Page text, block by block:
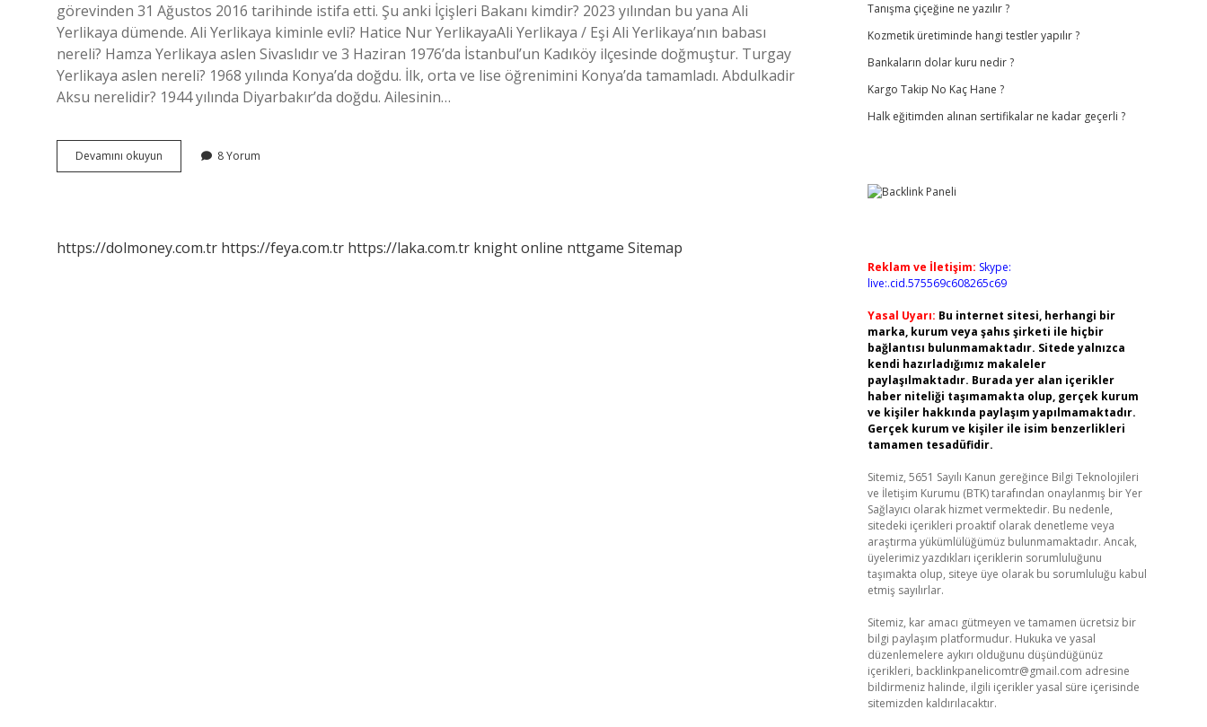
görevinden 31 Ağustos 2016 tarihinde istifa etti. Şu anki İçişleri Bakanı kimdir? 2023 yılından bu yana Ali
Yerlikaya dümende. Ali Yerlikaya kiminle evli? Hatice Nur YerlikayaAli Yerlikaya / Eşi Ali Yerlikaya’nın babası
nereli? Hamza Yerlikaya aslen Sivaslıdır ve 3 Haziran 1976’da İstanbul’un Kadıköy ilçesinde doğmuştur. Turgay
Yerlikaya aslen nereli? 1968 yılında Konya’da doğdu. İlk, orta ve lise öğrenimini Konya’da tamamladı. Abdulkadir
Aksu nerelidir? 1944 yılında Diyarbakır’da doğdu. Ailesinin…
Devamını okuyun
Işleri
8 Yorum
https://dolmoney.com.tr https://feya.com.tr https://laka.com.tr knight online nttgame Sitemap
Tanışma çiçeğine ne yazılır ?
Kozmetik üretiminde hangi testler yapılır ?
Bankaların dolar kuru nedir ?
Kargo Takip No Kaç Hane ?
Halk eğitimden alınan sertifikalar ne kadar geçerli ?
Reklam ve İletişim: Skype:
live:.cid.575569c608265c69
Yasal Uyarı: Bu internet sitesi, herhangi bir
marka, kurum veya şahıs şirketi ile hiçbir
bağlantısı bulunmamaktadır. Sitede yalnızca
kendi hazırladığımız makaleler
paylaşılmaktadır. Burada yer alan içerikler
haber niteliği taşımamakta olup, gerçek kurum
ve kişiler hakkında paylaşım yapılmamaktadır.
Gerçek kurum ve kişiler ile isim benzerlikleri
tamamen tesadüfidir.
Sitemiz, 5651 Sayılı Kanun gereğince Bilgi Teknolojileri
ve İletişim Kurumu (BTK) tarafından onaylanmış bir Yer
Sağlayıcı olarak hizmet vermektedir. Bu nedenle,
sitedeki içerikleri proaktif olarak denetleme veya
araştırma yükümlülüğümüz bulunmamaktadır. Ancak,
üyelerimiz yazdıkları içeriklerin sorumluluğunu
taşımakta olup, siteye üye olarak bu sorumluluğu kabul
etmiş sayılırlar.
Sitemiz, kar amacı gütmeyen ve tamamen ücretsiz bir
bilgi paylaşım platformudur. Hukuka ve yasal
düzenlemelere aykırı olduğunu düşündüğünüz
içerikleri, backlinkpanelicomtr@gmail.com adresine
bildirmeniz halinde, ilgili içerikler yasal süre içerisinde
sitemizden kaldırılacaktır.